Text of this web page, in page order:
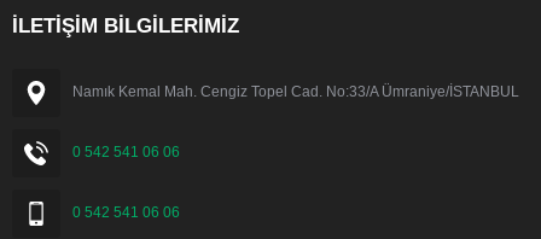
İLETİŞİM BİLGİLERİMİZ
Namık Kemal Mah. Cengiz Topel Cad. No:33/A Ümraniye/İSTANBUL
0 542 541 06 06
0 542 541 06 06